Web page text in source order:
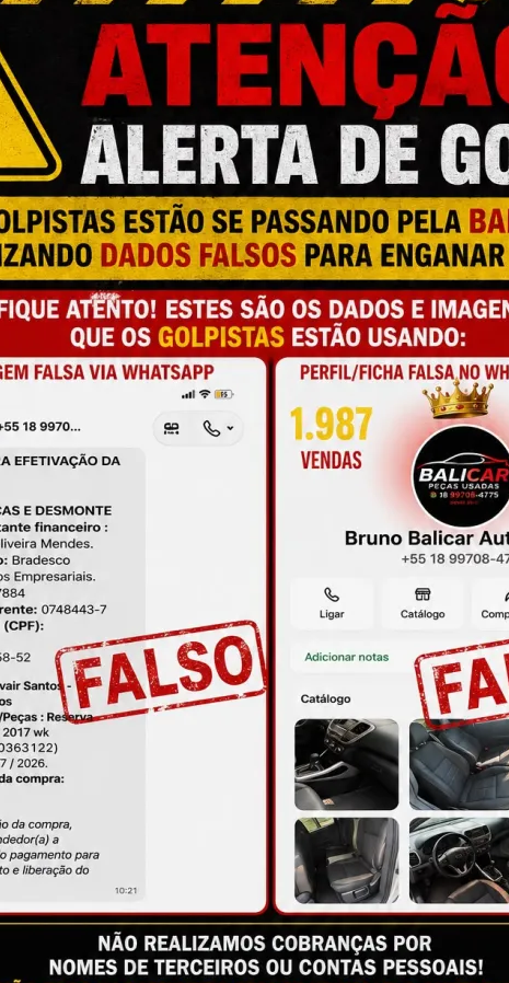
e qualidade
antes da compra
suas dúvidas no campo de perguntas!
à das imagens.
qualificado.
Certificado de Procedência Troca e
do Consumidor, é de 90 (noventa) dias a partir da
de reparar o produto, o cliente poderá escolher dentre
utilização do crédito como parte do pagamento de outro